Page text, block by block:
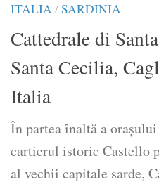
ITALIA/SARDINIA
Cattedrale di
Santa Cecilia,
Italia
În partea înaltă a
cartierul istoric Castello
al vechii capitale sarde,